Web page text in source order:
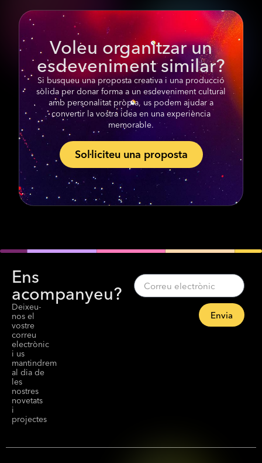
Voleu organitzar un
esdeveniment similar?
Si busqueu una proposta creativa i una producció
sòlida per donar forma a un esdeveniment cultural
amb personalitat pròpia, us podem ajudar a
convertir la vostra idea en una experiència
memorable.
Sol·liciteu una proposta
Ens
acompanyeu?
Deixeu-
nos el
vostre
correu
electrònic
i us
mantindrem
al dia de
les
nostres
novetats
i
projectes
Envia